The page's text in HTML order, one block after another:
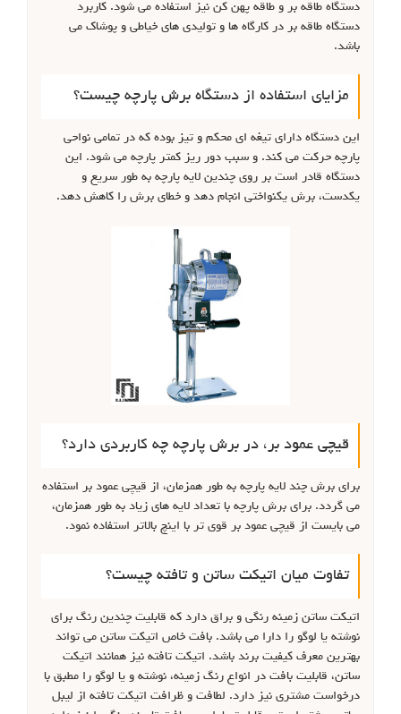
دستگاه طاقه بر و طاقه پهن کن نیز استفاده می شود. کاربرد
دستگاه طاقه بر در کارگاه ها و تولیدی های خیاطی و پوشاک می
باشد.
مزایای استفاده از دستگاه برش پارچه چیست؟
این دستگاه دارای تیغه ای محکم و تیز بوده که در تمامی نواحی
پارچه حرکت می کند. و سبب دور ریز کمتر پارچه می شود. این
دستگاه قادر است بر روی چندین لایه پارچه به طور سریع و
یکدست، برش یکنواختی انجام دهد و خطای برش را کاهش دهد.
قیچی عمود بر، در برش پارچه چه کاربردی دارد؟
برای برش چند لایه پارچه به طور همزمان، از قیچی عمود بر استفاده
می گردد. برای برش پارچه با تعداد لایه های زیاد به طور همزمان،
می بایست از قیچی عمود بر قوی تر با اینچ بالاتر استفاده نمود.
تفاوت میان اتیکت ساتن و تافته چیست؟
اتیکت ساتن زمینه رنگی و براق دارد که قابلیت چندین رنگ برای
نوشته یا لوگو را دارا می باشد. بافت خاص اتیکت ساتن می تواند
بهترین معرف کیفیت برند باشد. اتیکت تافته نیز همانند اتیکت
ساتن، قابلیت بافت در انواع رنگ زمینه، نوشته و یا لوگو را مطبق با
درخواست مشتری نیز دارد. لطافت و ظرافت اتیکت تافته از لیبل